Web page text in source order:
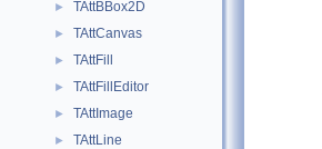
► TAttBBox2D
► TAttCanvas
► TAttFill
► TAttFillEditor
► TAttImage
► TAttLine